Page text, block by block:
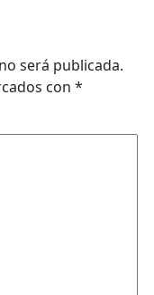
será publicada.
con *